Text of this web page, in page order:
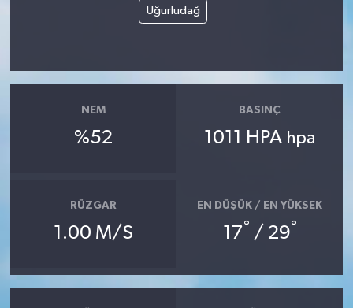
Uğurludağ
NEM
%52
BASINÇ
1011 HPA hpa
RÜZGAR
1.00 M/S
EN DÜŞÜK / EN YÜKSEK
17° / 29°